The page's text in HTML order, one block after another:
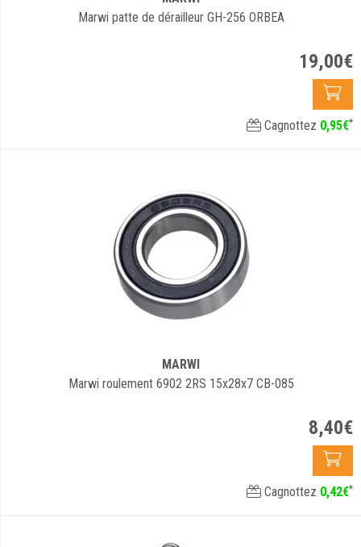
Marwi patte de dérailleur GH-256 ORBEA
19,00€
Cagnottez 0,95€*
MARWI
Marwi roulement 6902 2RS 15x28x7 CB-085
8,40€
Cagnottez 0,42€*